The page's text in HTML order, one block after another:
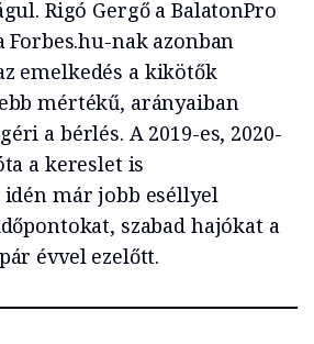
Rigó Gergő a BalatonPro
Forbes.hu-nak azonban
emelkedés a kikötők
mértékű, arányaiban
a bérlés. A 2019-es, 2020-
a kereslet is
már jobb eséllyel
szabad hajókat a
évvel ezelőtt.